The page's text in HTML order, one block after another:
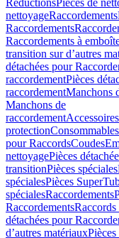
RéductionsPièces de
nettoyageRaccordements
Raccordements
Raccordements à
transition sur d’autres
détachées pour
raccordementPièces
raccordementManchons
Manchons de
raccordementAccessoires
protectionConsommables
pour RaccordsCoudes
nettoyagePièces
transitionPièces spéciales
spécialesPièces
spécialesRaccordements
RaccordementsRaccords
détachées pour
d’autres matériaux